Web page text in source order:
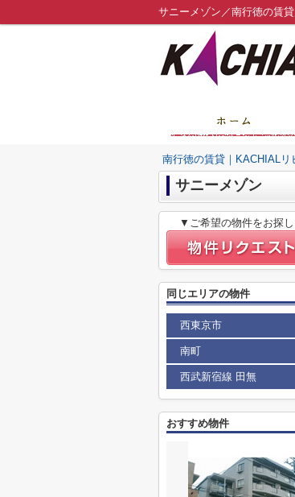
サニーメゾン／南行徳の賃
南行徳の賃貸｜KACHIALリ
サニーメゾン
▼ご希望の物件をお探
同じエリアの物件
西東京市
南町
西武新宿線 田無
おすすめ物件